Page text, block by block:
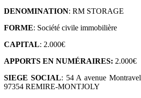
DENOMINATION: RM STORAGE
FORME: Société civile immobilière
CAPITAL: 2.000€
APPORTS EN NUMÉRAIRES: 2.000€
SIEGE SOCIAL: 54 A avenue Montravel
97354 REMIRE-MONTJOLY